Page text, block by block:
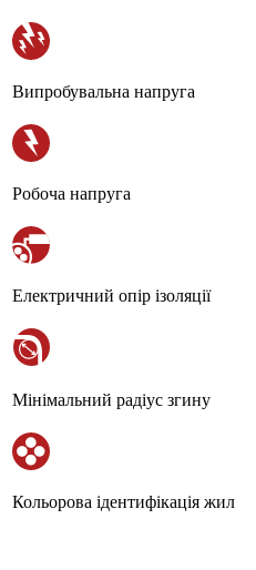
Випробувальна напруга
Робоча напруга
Електричний опір ізоляції
Мінімальний радіус згину
Кольорова ідентифікація жил